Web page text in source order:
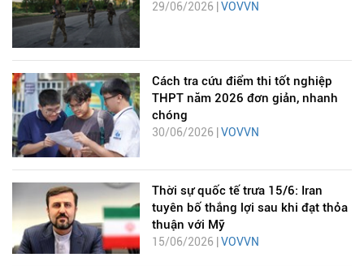
29/06/2026 | VOVVN
Cách tra cứu điểm thi tốt nghiệp
THPT năm 2026 đơn giản, nhanh
chóng
30/06/2026 | VOVVN
Thời sự quốc tế trưa 15/6: Iran
tuyên bố thắng lợi sau khi đạt thỏa
thuận với Mỹ
15/06/2026 | VOVVN